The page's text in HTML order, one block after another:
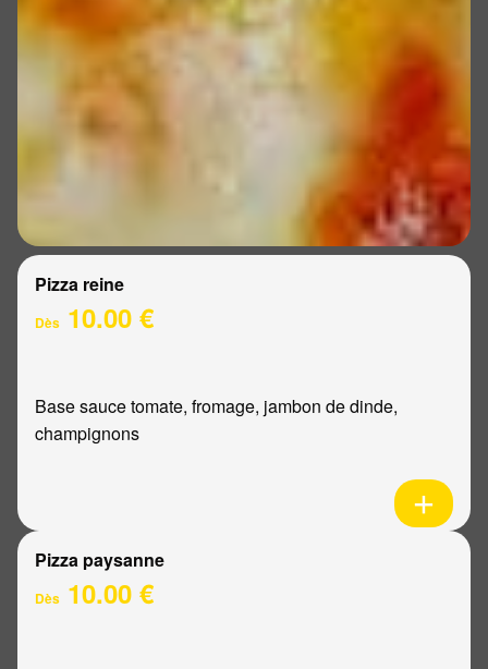
Pizza reine
Dès 10.00 €
Base sauce tomate, fromage, jambon de dinde,
champignons
Pizza paysanne
Dès 10.00 €